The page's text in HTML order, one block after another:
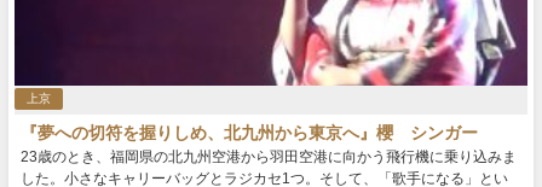
上京
『夢への切符を握りしめ、北九州から東京へ』櫻 シンガー
23歳のとき、福岡県の北九州空港から羽田空港に向かう飛行機に乗り込みま
した。小さなキャリーバッグとラジカセ1つ。そして、「歌手になる」とい